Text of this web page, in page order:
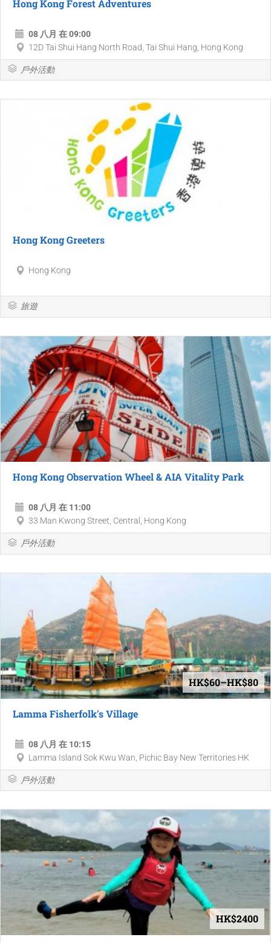
Hong Kong Forest Adventures
08 八月 在 09:00
12D Tai Shui Hang North Road, Tai Shui Hang, Hong Kong
戶外活動
Hong Kong Greeters
Hong Kong
旅遊
Hong Kong Observation Wheel & AIA Vitality Park
08 八月 在 11:00
33 Man Kwong Street, Central, Hong Kong
戶外活動
HK$60–HK$80
Lamma Fisherfolk's Village
08 八月 在 10:15
Lamma Island Sok Kwu Wan, Pichic Bay New Territories HK
戶外活動
HK$2400